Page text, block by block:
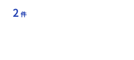
2 件